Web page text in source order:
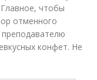
чтобы
отменного
конфет. Не